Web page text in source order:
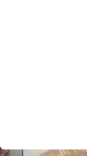
Menko Pangan